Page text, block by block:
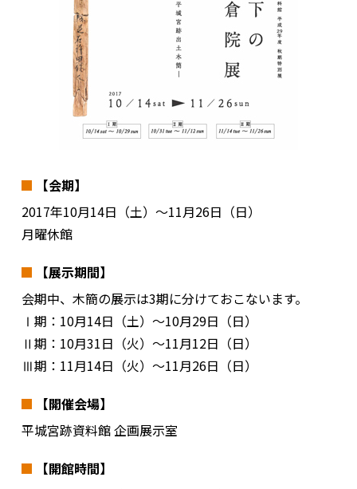
【会期】
2017年10月14日（土）～11月26日（日）
月曜休館
【展示期間】
会期中、木簡の展示は3期に分けておこないます。
Ⅰ期：10月14日（土）～10月29日（日）
Ⅱ期：10月31日（火）～11月12日（日）
Ⅲ期：11月14日（火）～11月26日（日）
【開催会場】
平城宮跡資料館 企画展示室
【開館時間】